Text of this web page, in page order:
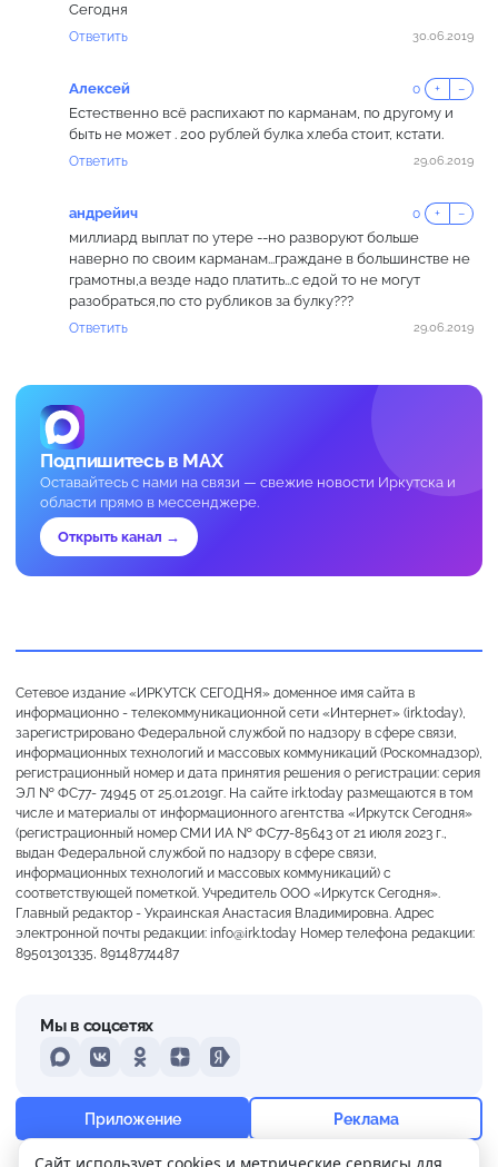
+23° Ощущается как +23
Сегодня
Ответить 30.06.2019
Алексей 0 + −
Естественно всё распихают по карманам, по другому и
быть не может . 200 рублей булка хлеба стоит, кстати.
Ответить 29.06.2019
андрейич 0 + −
миллиард выплат по утере --но разворуют больше
наверно по своим карманам...граждане в большинстве не
грамотны,а везде надо платить...с едой то не могут
разобраться,по сто рубликов за булку???
Ответить 29.06.2019
Подпишитесь в MAX
Оставайтесь с нами на связи — свежие новости Иркутска и
области прямо в мессенджере.
Открыть канал →
Сетевое издание «ИРКУТСК СЕГОДНЯ» доменное имя сайта в
информационно - телекоммуникационной сети «Интернет» (irk.today),
зарегистрировано Федеральной службой по надзору в сфере связи,
информационных технологий и массовых коммуникаций (Роскомнадзор),
регистрационный номер и дата принятия решения о регистрации: серия
ЭЛ № ФС77- 74945 от 25.01.2019г. На сайте irk.today размещаются в том
числе и материалы от информационного агентства «Иркутск Сегодня»
(регистрационный номер СМИ ИА № ФС77-85643 от 21 июля 2023 г.,
выдан Федеральной службой по надзору в сфере связи,
информационных технологий и массовых коммуникаций) с
соответствующей пометкой. Учредитель ООО «Иркутск Сегодня».
Главный редактор - Украинская Анастасия Владимировна. Адрес
электронной почты редакции: info@irk.today Номер телефона редакции:
89501301335, 89148774487
Мы в соцсетях
MAXVKontakteOdnoklassniki
DzenYandex
Приложение Реклама